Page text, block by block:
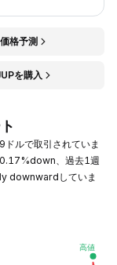
価格予測
を購入
ルで取引されていま
、過去1週
downwardしていま